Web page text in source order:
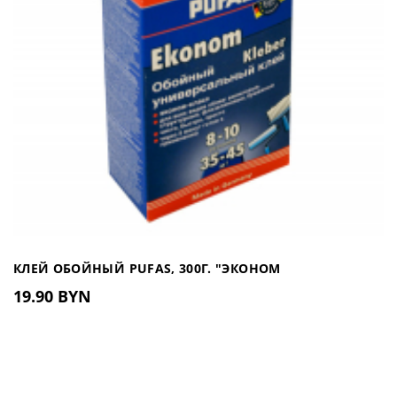
КЛЕЙ ОБОЙНЫЙ PUFAS, 300Г. "ЭКОНОМ
УНИВЕРСАЛЬНЫЙ"
19.90 BYN